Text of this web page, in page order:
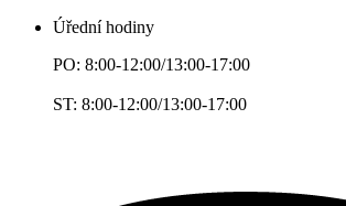
Úřední hodiny
PO: 8:00-12:00/13:00-17:00
ST: 8:00-12:00/13:00-17:00